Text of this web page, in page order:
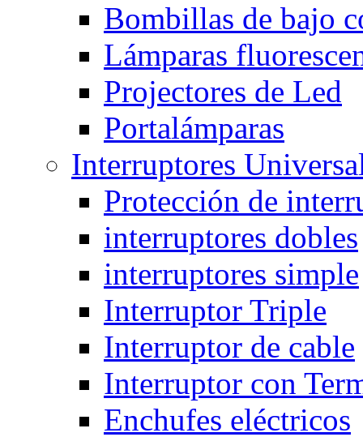
Bombillas de bajo
Lámparas
Projectores de Led
Portalámparas
Interruptores
Protección de
interruptores dobles
interruptores simple
Interruptor Triple
Interruptor de cable
Interruptor con
Enchufes eléctricos